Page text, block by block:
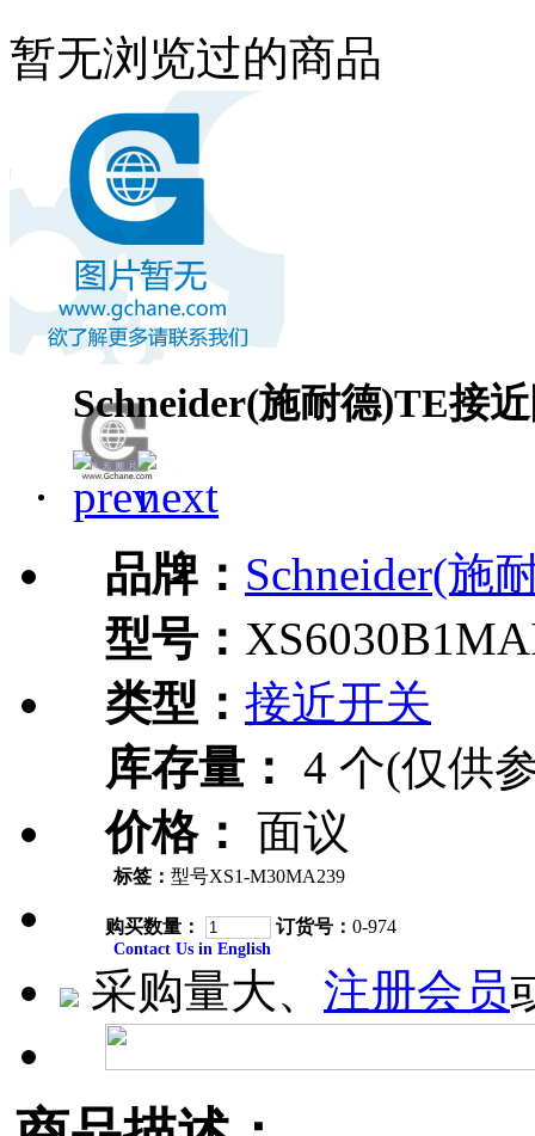
暂无浏览过的商品
Schneider(施耐德)TE接
品牌： Schneider(施
型号：
类型： 接近开关
库存量： 4 个(仅供
价格： 面议
标签： 型号XS1-M30MA239
购买数量： 订货号： 0-974
Contact Us in English
采购量大、 注册会员